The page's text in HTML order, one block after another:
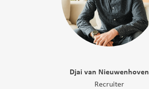
Djai van Nieuwenhoven
Recruiter